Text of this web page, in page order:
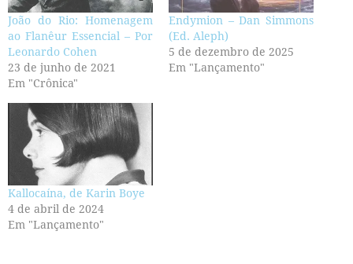
João do Rio: Homenagem
ao Flanêur Essencial – Por
Leonardo Cohen
23 de junho de 2021
Em "Crônica"
Endymion – Dan Simmons
(Ed. Aleph)
5 de dezembro de 2025
Em "Lançamento"
Kallocaína, de Karin Boye
4 de abril de 2024
Em "Lançamento"